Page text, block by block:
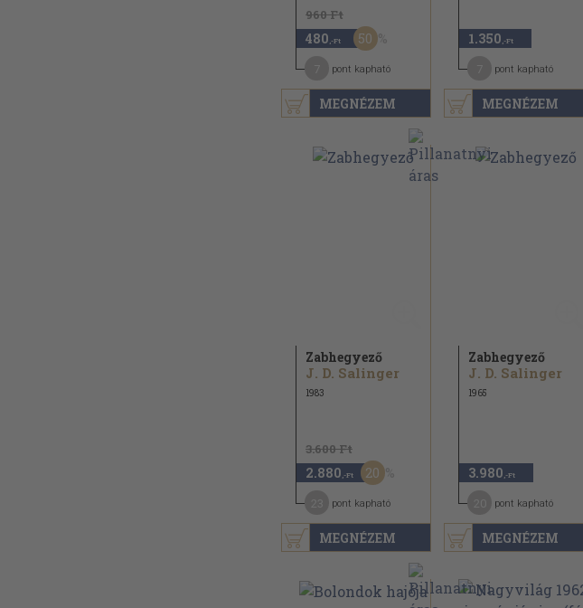
MEGNÉZEM
960 Ft
480 ,-Ft 50
pont kapható
MEGNÉZEM
1.350 ,-Ft
pont kapható
MEGNÉZEM
Zabhegyező
J. D. Salinger
1983
3.600 Ft
2.880 ,-Ft 20
pont kapható
MEGNÉZEM
Zabhegyező
J. D. Salinger
1965
3.980 ,-Ft
pont kapható